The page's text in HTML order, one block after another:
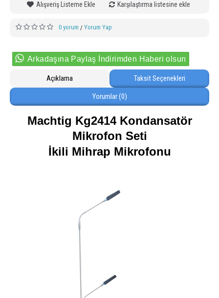
Alışveriş Listeme Ekle Karşılaştırma listesine ekle
0 yorum / Yorum Yap
Arkadaşına Paylaş İndirimden Haberi olsun
Açıklama Taksit Seçenekleri
Yorumlar (0)
Machtig Kg2414 Kondansatör
Mikrofon Seti
İkili Mihrap Mikrofonu